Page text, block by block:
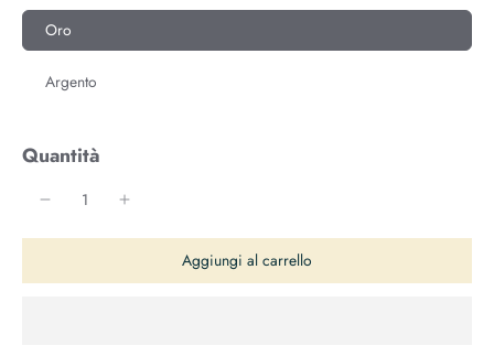
Oro
Argento
Quantità
Aggiungi al carrello